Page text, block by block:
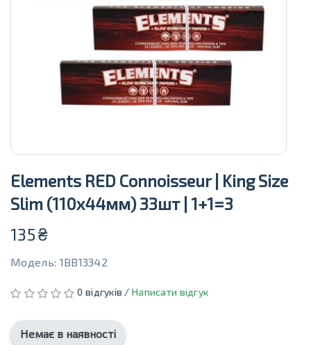
Elements RED Connoisseur | King Size
Slim (110х44мм) 33шт | 1+1=3
135₴
Модель: 1BB13342
0 відгуків /Написати відгук
Немає в наявності